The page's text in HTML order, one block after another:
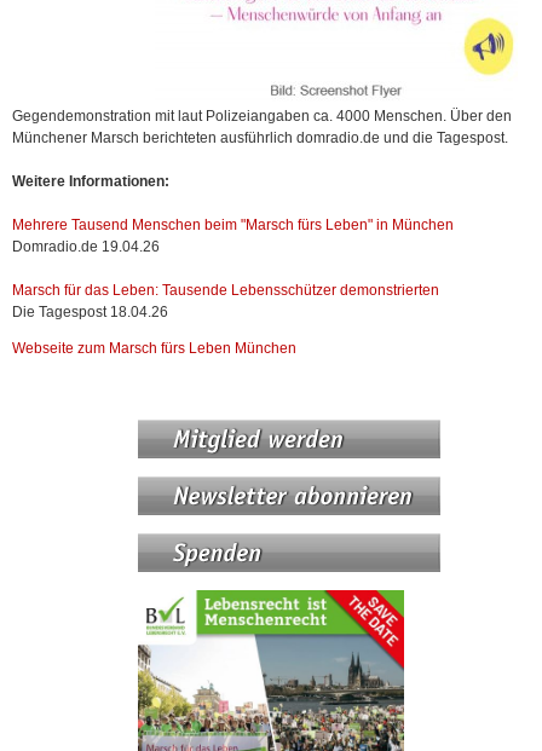
Gegendemonstration mit laut Polizeiangaben ca. 4000 Menschen. Über den
Münchener Marsch berichteten ausführlich domradio.de und die Tagespost.
Weitere Informationen:
Mehrere Tausend Menschen beim "Marsch fürs Leben" in München
Domradio.de 19.04.26
Marsch für das Leben: Tausende Lebensschützer demonstrierten
Die Tagespost 18.04.26
Webseite zum Marsch fürs Leben München